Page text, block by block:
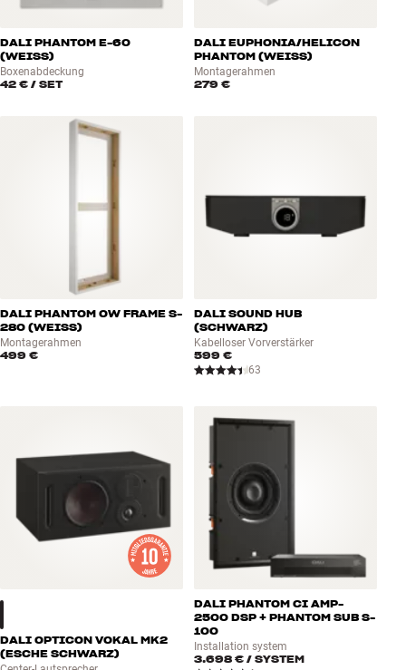
DALI PHANTOM E-60
(WEISS)
Boxenabdeckung
42 € / SET
DALI EUPHONIA/HELICON
PHANTOM (WEISS)
Montagerahmen
279 €
DALI PHANTOM OW FRAME S-
280 (WEISS)
Montagerahmen
499 €
DALI SOUND HUB
(SCHWARZ)
Kabelloser Vorverstärker
599 €
63
DALI OPTICON VOKAL MK2
(ESCHE SCHWARZ)
DALI PHANTOM CI AMP-
2500 DSP + PHANTOM SUB S-
100
Installation system
3.698 € / SYSTEM